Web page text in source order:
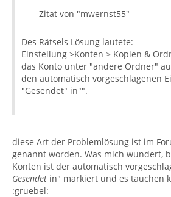
Zitat von "mwernst55"
Des Rätsels Lösung lautete:
Einstellung >Konten > Kopien &
das Konto unter "andere Ordner"
den automatisch vorgeschlagenen
"Gesendet" in"".
diese Art der Problemlösung ist im
genannt worden. Was mich wundert,
Konten ist der automatisch
Gesendet in" markiert und es tauchen
:gruebel: